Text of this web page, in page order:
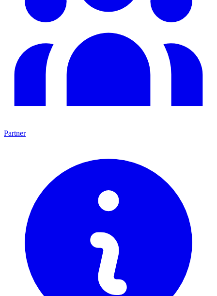
Partner